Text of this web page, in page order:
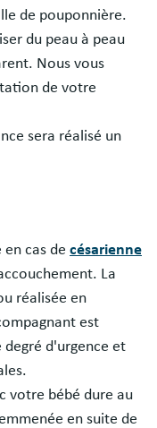
de pouponnière.
du peau à peau
Nous vous
de votre
sera réalisé un
cas de césarienne
La
réalisée en
est
d'urgence et
votre bébé dure au
en suite de